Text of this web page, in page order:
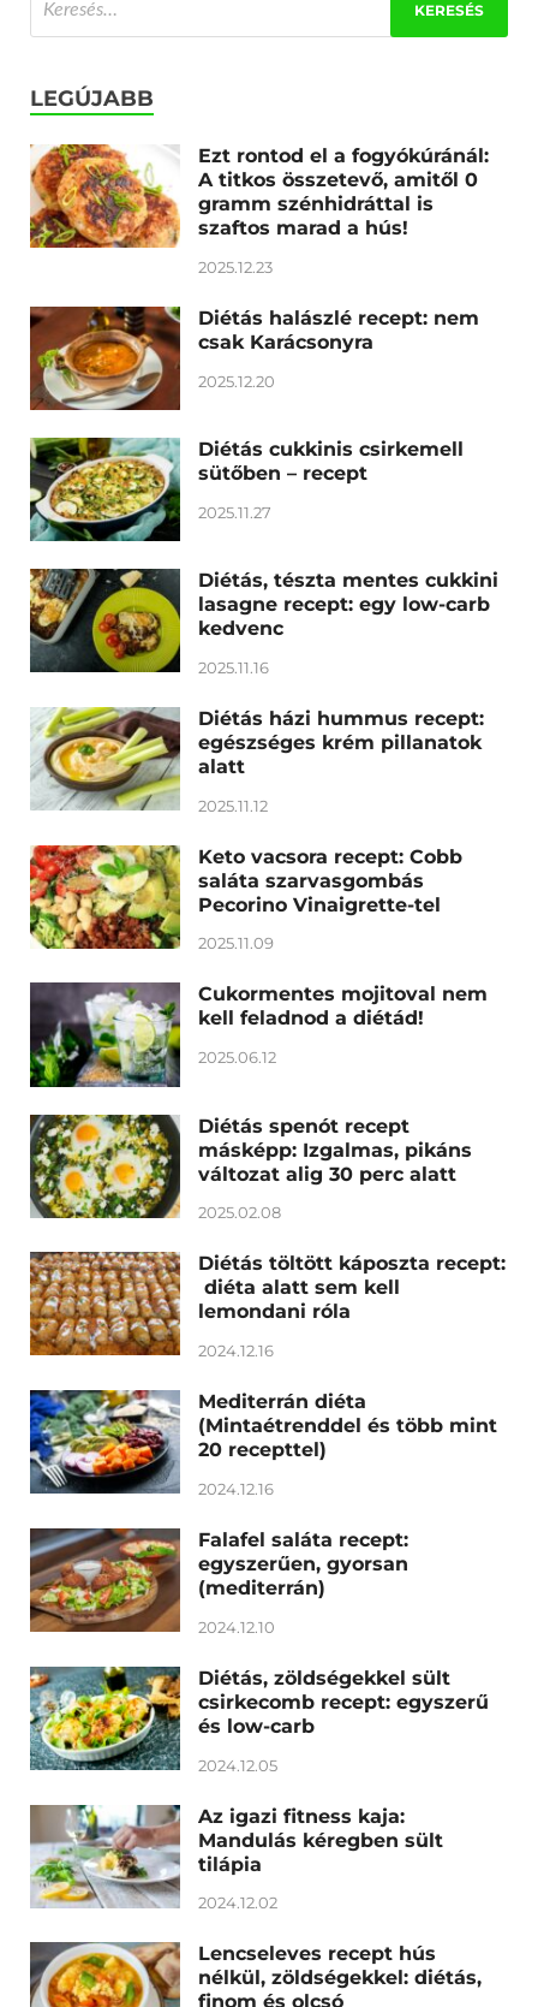
LEGÚJABB
Ezt rontod el a fogyókúránál:
A titkos összetevő, amitől 0
gramm szénhidráttal is
szaftos marad a hús!
2025.12.23
Diétás halászlé recept: nem
csak Karácsonyra
2025.12.20
Diétás cukkinis csirkemell
sütőben – recept
2025.11.27
Diétás, tészta mentes cukkini
lasagne recept: egy low-carb
kedvenc
2025.11.16
Diétás házi hummus recept:
egészséges krém pillanatok
alatt
2025.11.12
Keto vacsora recept: Cobb
saláta szarvasgombás
Pecorino Vinaigrette-tel
2025.11.09
Cukormentes mojitoval nem
kell feladnod a diétád!
2025.06.12
Diétás spenót recept
másképp: Izgalmas, pikáns
változat alig 30 perc alatt
2025.02.08
Diétás töltött káposzta recept:
diéta alatt sem kell
lemondani róla
2024.12.16
Mediterrán diéta
(Mintaétrenddel és több mint
20 recepttel)
2024.12.16
Falafel saláta recept:
egyszerűen, gyorsan
(mediterrán)
2024.12.10
Diétás, zöldségekkel sült
csirkecomb recept: egyszerű
és low-carb
2024.12.05
Az igazi fitness kaja:
Mandulás kéregben sült
tilápia
2024.12.02
Lencseleves recept hús
nélkül, zöldségekkel: diétás,
finom és olcsó